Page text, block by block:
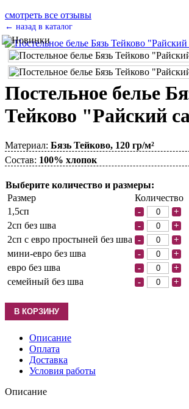
смотреть все отзывы
← назад в каталог
Постельное белье
Тейково "Райский
Материал: Бязь Тейково, 120 гр/м²
Состав: 100% хлопок
Выберите количество и размеры:
Размер
Количество
1,5сп
- +
2сп без шва
- +
2сп с евро простыней без шва
- +
мини-евро без шва
- +
евро без шва
- +
семейный без шва
- +
Описание
Оплата
Доставка
Условия работы
Описание